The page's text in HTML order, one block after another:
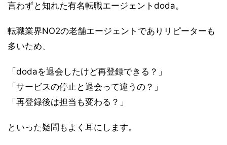
言わずと知れた有名転職エージェントdoda。
転職業界NO2の老舗エージェントでありリピーターも
多いため、
「dodaを退会したけど再登録できる？」
「サービスの停止と退会って違うの？」
「再登録後は担当も変わる？」
といった疑問もよく耳にします。